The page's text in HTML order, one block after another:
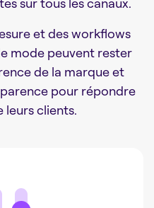
et des workflows
mode peuvent rester
de la marque et
pour répondre
leurs clients.